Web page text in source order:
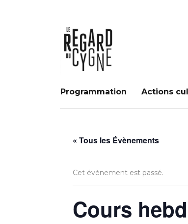
Programmation Actions
« Tous les Évènements
Cet évènement est passé.
Cours